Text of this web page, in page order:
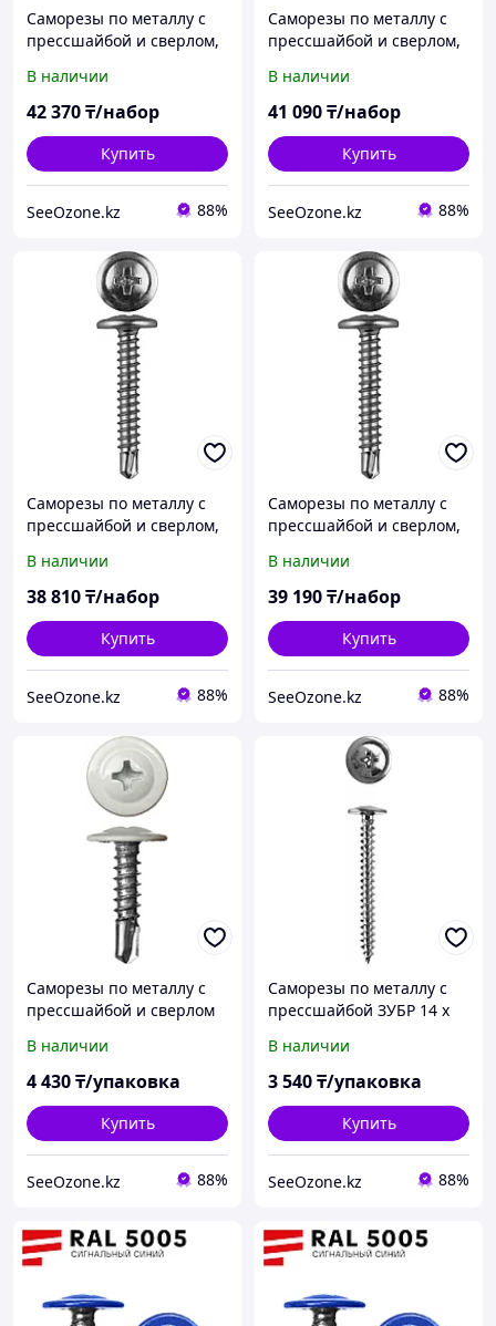
Саморезы по металлу с
прессшайбой и сверлом,
шт. (4-300210-42-032)
В наличии
42 370₸/набор
Купить
SeeOzone.kz 88%
Саморезы по металлу с
прессшайбой и сверлом,
000 шт. (4-300210-42-025)
В наличии
41 090₸/набор
Купить
SeeOzone.kz 88%
Саморезы по металлу с
прессшайбой и сверлом,
шт. (4-300210-42-019)
В наличии
38 810₸/набор
Купить
SeeOzone.kz 88%
Саморезы по металлу с
прессшайбой и сверлом,
шт. (4-300210-42-014)
В наличии
39 190₸/набор
Купить
SeeOzone.kz 88%
Саморезы по металлу с
прессшайбой и сверлом
9003, 400 шт., окрашен.
(300211-42-025-9003)
В наличии
4 430₸/упаковка
Купить
SeeOzone.kz 88%
Саморезы по металлу с
прессшайбой ЗУБР 14 х
42-014)
В наличии
3 540₸/упаковка
Купить
SeeOzone.kz 88%